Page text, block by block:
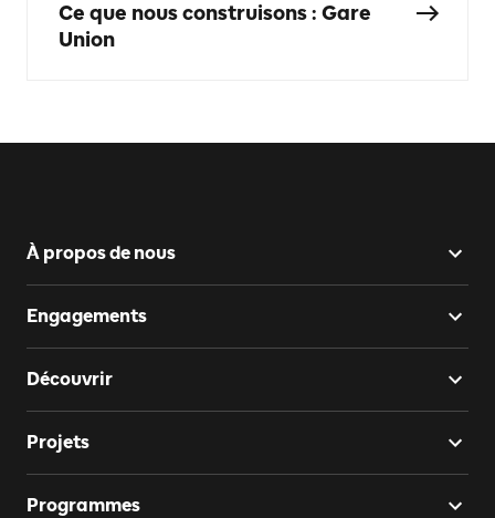
Ce que nous construisons : Gare
Union
À propos de nous
Engagements
Découvrir
Projets
Programmes